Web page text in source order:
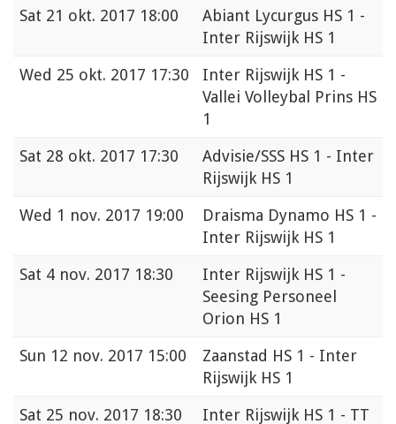
Sat 21 okt. 2017 18:00
Abiant Lycurgus HS 1 -
Inter Rijswijk HS 1
Wed 25 okt. 2017 17:30
Inter Rijswijk HS 1 -
Vallei Volleybal Prins HS
1
Sat 28 okt. 2017 17:30
Advisie/SSS HS 1 - Inter
Rijswijk HS 1
Wed 1 nov. 2017 19:00
Draisma Dynamo HS 1 -
Inter Rijswijk HS 1
Sat 4 nov. 2017 18:30
Inter Rijswijk HS 1 -
Seesing Personeel
Orion HS 1
Sun 12 nov. 2017 15:00
Zaanstad HS 1 - Inter
Rijswijk HS 1
Sat 25 nov. 2017 18:30
Inter Rijswijk HS 1 - TT